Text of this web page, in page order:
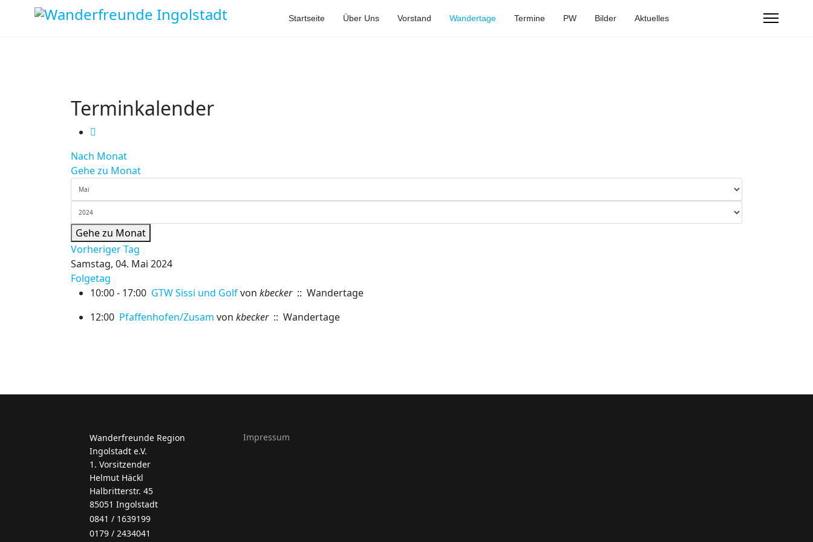
Startseite Über Uns Vorstand Wandertage Termine PW Bilder Aktuelles
Terminkalender
Nach Monat
Gehe zu Monat
Gehe zu Monat
Vorheriger Tag
Samstag, 04. Mai 2024
Folgetag
10:00 - 17:00 GTW Sissi und Golfvon kbecker:: Wandertage
12:00 Pfaffenhofen/Zusam von kbecker:: Wandertage
Wanderfreunde Region
Ingolstadt e.V.
1. Vorsitzender
Helmut Häckl
Halbritterstr. 45
85051 Ingolstadt
0841 / 1639199
0179 / 2434041
Impressum